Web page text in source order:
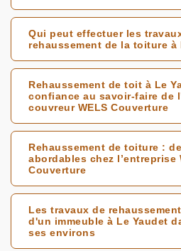
Qui peut effectuer les
rehaussement de la toiture à
Rehaussement de toit à Le
confiance au savoir-faire de
couvreur WELS Couverture
Rehaussement de toiture :
abordables chez l’entreprise
Couverture
Les travaux de
d'un immeuble à Le Yaudet
ses environs